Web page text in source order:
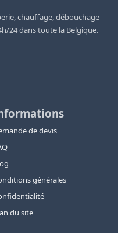
chauffage, débouchage
24 dans toute la Belgique.
de devis
générales
du site